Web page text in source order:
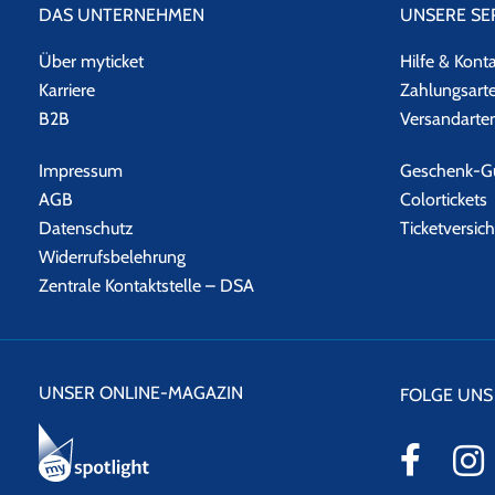
DAS UNTERNEHMEN
Über myticket
Karriere
B2B
Impressum
AGB
Datenschutz
Widerrufsbelehrung
Zentrale Kontaktstelle – DSA
UNSERE
Hilfe &
Geschenk-
Colortickets
UNSER ONLINE-MAGAZIN FOLGE UNS